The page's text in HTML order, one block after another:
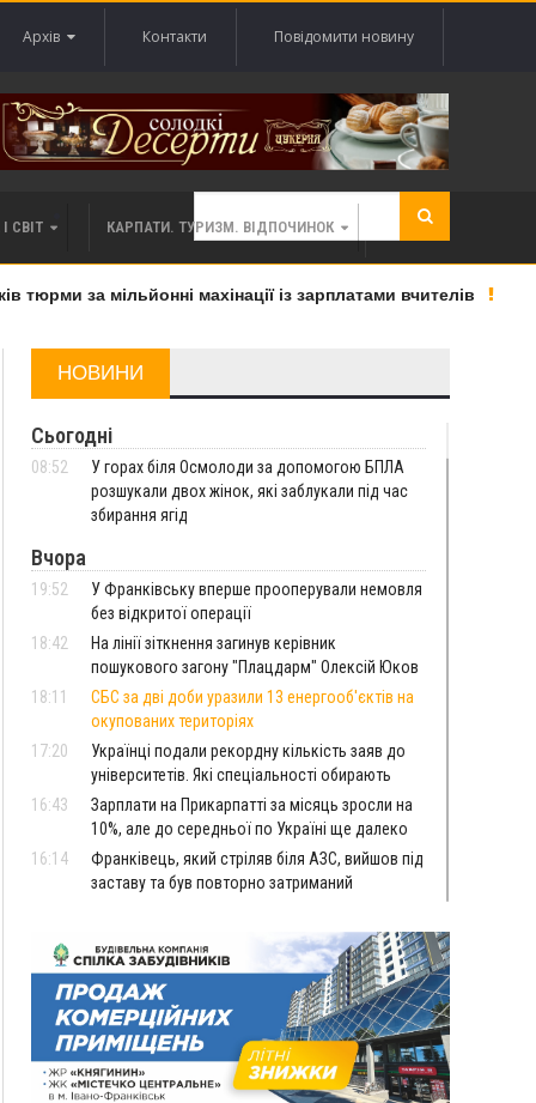
Архів Контакти Повідомити новину
СВІТ КАРПАТИ. ТУРИЗМ. ВІДПОЧИНОК
за мільйонні махінації із зарплатами вчителів
НОВИНИ
Сьогодні
08:52
У горах біля Осмолоди за допомогою БПЛА
розшукали двох жінок, які заблукали під час
збирання ягід
Вчора
19:52
У Франківську вперше прооперували немовля
без відкритої операції
18:42
На лінії зіткнення загинув керівник
пошукового загону "Плацдарм" Олексій Юков
18:11
СБС за дві доби уразили 13 енергооб'єктів на
окупованих територіях
17:20
Українці подали рекордну кількість заяв до
університетів. Які спеціальності обирають
16:43
Зарплати на Прикарпатті за місяць зросли на
10%, але до середньої по Україні ще далеко
16:14
Франківець, який стріляв біля АЗС, вийшов під
заставу та був повторно затриманий
поліції про гранату, бо йому не нарахували
пенсію
14:59
У Болгарії затримали прикарпатця, який
виготовляв наркотики для міжнародного
синдикату
14:47
Стефанішина отримала нову підозру. Їй
обирають запобіжний захід